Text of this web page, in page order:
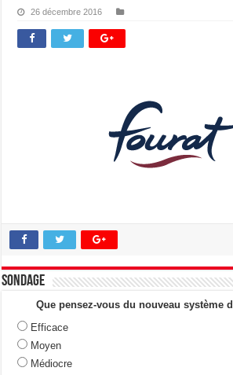
26 décembre 2016
Sondage
Que pensez-vous du nouveau système
Efficace
Moyen
Médiocre